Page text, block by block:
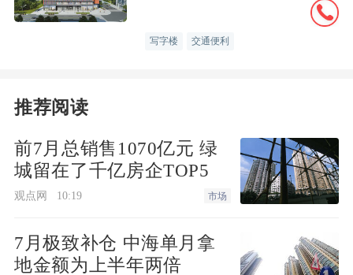
写字楼 交通便利
推荐阅读
前7月总销售1070亿元 绿
城留在了千亿房企TOP5
观点网 10:19 市场
7月极致补仓 中海单月拿
地金额为上半年两倍